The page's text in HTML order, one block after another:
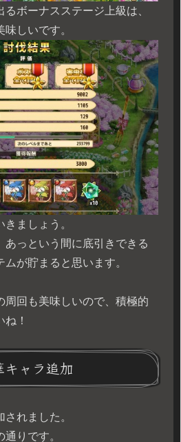
ボーナスステージ上級は、
しいです。
ましょう。
あっという間に底引きできる
が貯まると思います。
周回も美味しいので、積極的
！
ャラ追加
れました。
りです。